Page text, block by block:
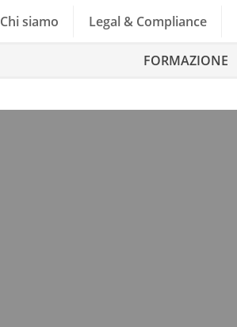
Chi siamo Legal & Compliance
FORMAZIONE